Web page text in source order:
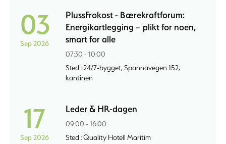
03
Sep 2026
PlussFrokost - Bærekraftforum:
Energikartlegging – plikt for noen,
smart for alle
07:30 - 10:00
Sted : 24/7-bygget, Spannavegen 152,
kantinen
17
Sep 2026
Leder & HR-dagen
09:00 - 16:00
Sted : Quality Hotell Maritim